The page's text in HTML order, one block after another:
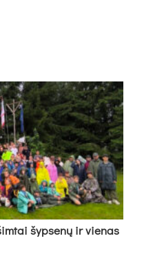
šyp­se­nų ir vie­nas